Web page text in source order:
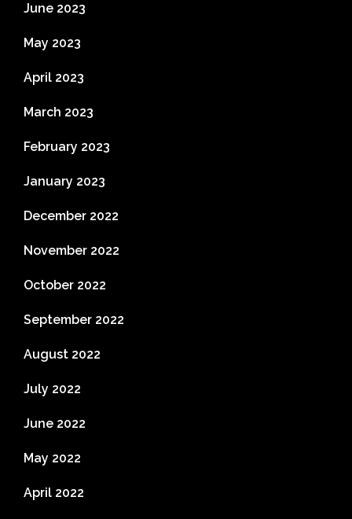
June 2023
May 2023
April 2023
March 2023
February 2023
January 2023
December 2022
November 2022
October 2022
September 2022
August 2022
July 2022
June 2022
May 2022
April 2022